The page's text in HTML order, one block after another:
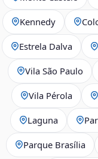
Kennedy
Estrela Dalva
Vila São Paulo
Vila Pérola
Laguna
Parque Brasília